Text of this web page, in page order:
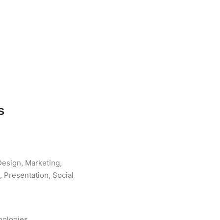
Marketing,
Presentation, Social